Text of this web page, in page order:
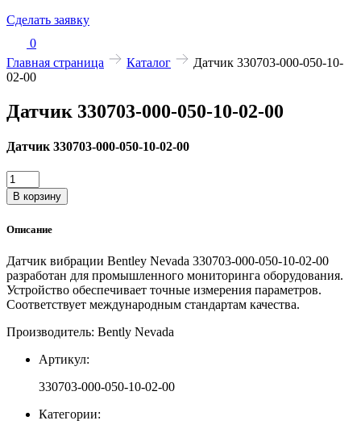
Сделать заявку
0
Главная страница
Каталог
Датчик 330703-000-050-10-
02-00
Датчик 330703-000-050-10-02-00
Датчик 330703-000-050-10-02-00
Количество
товара
Датчик
000-
10-
02-
00
В корзину
Описание
Датчик вибрации Bentley Nevada 330703-000-050-10-02-00
разработан для промышленного мониторинга оборудования.
Устройство обеспечивает точные измерения параметров.
Соответствует международным стандартам качества.
Производитель: Bently Nevada
Артикул:
330703-000-050-10-02-00
Категории: